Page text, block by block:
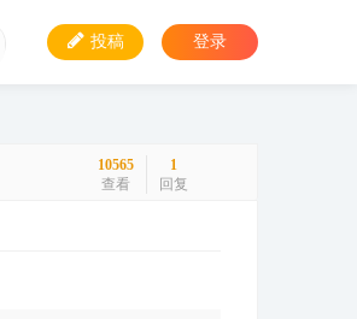
登录
投稿
1
回复
10565
查看